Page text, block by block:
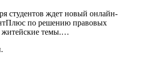
студентов ждет новый онлайн-
по решению правовых
темы.…